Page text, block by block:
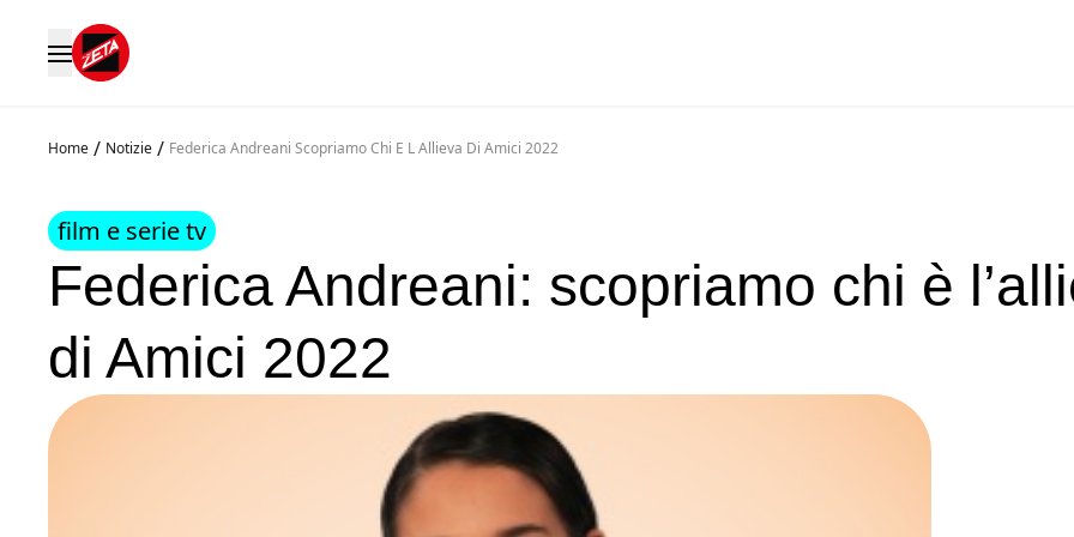
Home / Notizie / Federica Andreani Scopriamo Chi E L Allieva Di Amici 2022
film e serie tv
Federica Andreani: scopriamo chi è
di Amici 2022